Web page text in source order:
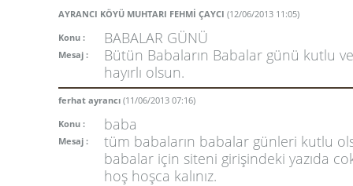
AYRANCI KÖYÜ MUHTARI FEHMİ ÇAYCI (12/06/2013 11:05)
Konu :
BABALAR GÜNÜ
Mesaj :
Bütün Babaların Babalar günü kutlu ve
hayırlı olsun.
ferhat ayrancı (11/06/2013 07:16)
Konu :
baba
Mesaj :
tüm babaların babalar günleri kutlu
babalar için siteni girişindeki yazıda
hoş hoşca kalınız.